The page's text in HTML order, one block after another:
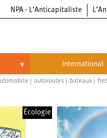
NPA - L’Anticapitaliste
International
International
Brésil
Chine
autoroutes bateaux fret
Écologie